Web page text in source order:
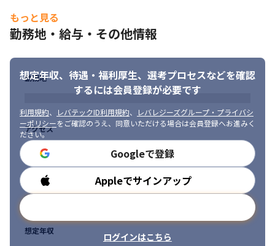
ンショーの強みであるMMD（マスマーチャンダイジング）を支え
る基幹業務アプリケーション（EDI、購買システム等）の企画・設
計・開発、およびプロジェクト管理をお任せします。
外食事業に加え、小売事業への参入などビジネスが大きく進化す
る中で、それを支える本部システムもアジャイルに進化させるミ
ッションを担っていただきます。
◎ 具体的な業務内容
━━━━━━━━━━━━━━
・食材の調達EDIシステム、購買システム、ビッグデータ運用管
理、BI連携基盤など、本部業務に関わる多様なアプリケーション
の要件定義・設計・開発
・ビジネスの変化（新事業、業務プロセス変更）に対応するため
の、既存システムの改修および新規システム導入プロジェクトの
推進・管理
・上流工程（企画・要件定義）から、開発・導入・保守フェーズ
まで、一貫したプロジェクトマネジメント業務
■フード業世界一を目指して働きたい方
■勉強をし続けて会社の成長とともに自身の成長に取り組める方
もっと見る
勤務地・給与・その他情報
想定年収、待遇・福利厚生、 選考プロセスなどを確認
するには会員登録が必要です
利用規約、 レバテックID利用規約、
レバレジーズグループ・プライバシ
ーポリシーをご確認のうえ、同意いただける場合は会員登録へお進みく
ださい。
Googleで登録
Appleでサインアップ
ログインはこちら
勤務地
アクセス
勤務時間
想定年収